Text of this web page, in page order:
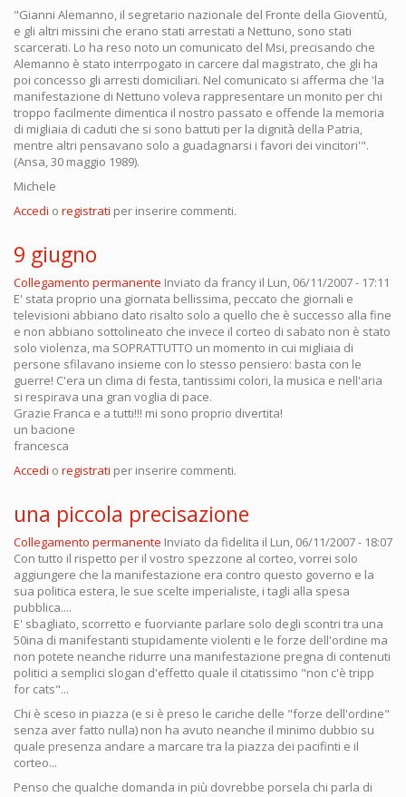
"Gianni Alemanno, il segretario nazionale del Fronte della Gioventù,
e gli altri missini che erano stati arrestati a Nettuno, sono stati
scarcerati. Lo ha reso noto un comunicato del Msi, precisando che
Alemanno è stato interrpogato in carcere dal magistrato, che gli ha
poi concesso gli arresti domiciliari. Nel comunicato si afferma che 'la
manifestazione di Nettuno voleva rappresentare un monito per chi
troppo facilmente dimentica il nostro passato e offende la memoria
di migliaia di caduti che si sono battuti per la dignità della Patria,
mentre altri pensavano solo a guadagnarsi i favori dei vincitori'".
(Ansa, 30 maggio 1989).
Michele
Accedi o registrati per inserire commenti.
9 giugno
Collegamento permanente Inviato da francy il Lun, 06/11/2007 - 17:11
E' stata proprio una giornata bellissima, peccato che giornali e
televisioni abbiano dato risalto solo a quello che è successo alla fine
e non abbiano sottolineato che invece il corteo di sabato non è stato
solo violenza, ma SOPRATTUTTO un momento in cui migliaia di
persone sfilavano insieme con lo stesso pensiero: basta con le
guerre! C'era un clima di festa, tantissimi colori, la musica e nell'aria
si respirava una gran voglia di pace.
Grazie Franca e a tutti!!! mi sono proprio divertita!
un bacione
francesca
Accedi o registrati per inserire commenti.
una piccola precisazione
Collegamento permanente Inviato da fidelita il Lun, 06/11/2007 - 18:07
Con tutto il rispetto per il vostro spezzone al corteo, vorrei solo
aggiungere che la manifestazione era contro questo governo e la
sua politica estera, le sue scelte imperialiste, i tagli alla spesa
pubblica....
E' sbagliato, scorretto e fuorviante parlare solo degli scontri tra una
50ina di manifestanti stupidamente violenti e le forze dell'ordine ma
non potete neanche ridurre una manifestazione pregna di contenuti
politici a semplici slogan d'effetto quale il citatissimo "non c'è tripp
for cats"...
Chi è sceso in piazza (e si è preso le cariche delle "forze dell'ordine"
senza aver fatto nulla) non ha avuto neanche il minimo dubbio su
quale presenza andare a marcare tra la piazza dei pacifinti e il
corteo...
Penso che qualche domanda in più dovrebbe porsela chi parla di